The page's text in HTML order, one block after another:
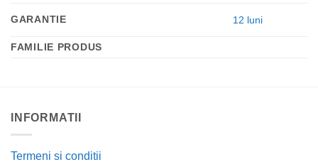
GARANTIE 12 luni
FAMILIE PRODUS
INFORMATII
Termeni si conditii